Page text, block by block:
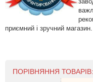
приємний і зручний магазин.
ПОРІВНЯННЯ ТОВАРІВ: